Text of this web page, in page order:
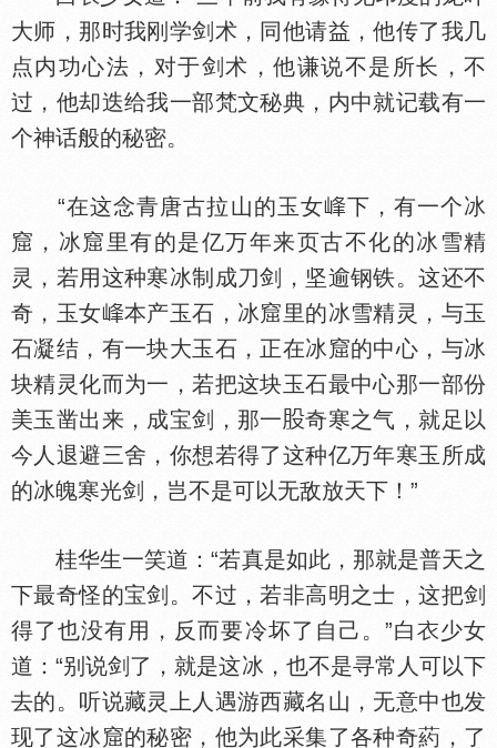
大师，那时我刚学剑术，同他请益，他传了我几
点内功心法，对于剑术，他谦说不是所长，不
过，他却迭给我一部梵文秘典，内中就记载有一
个神话般的秘密。
“在这念青唐古拉山的玉女
下，有一个冰
窟，冰窟里有的是亿万年来页古不化的冰雪精
灵，若用这种寒冰制成刀剑，坚逾钢铁。这还不
奇，玉女
本产玉石，冰窟里的冰雪精灵，与玉
石凝结，有一块大玉石，正在冰窟的中心，与冰
块精灵化而为一，若把这块玉石最中心那一部份
美玉凿出来，成宝剑，那一
奇寒之气，就足以
今人退避三舍，你想若得了这种亿万年寒玉所成
的冰魄寒光剑，岂不是可以无敌放天下！”
桂华生一笑道：“若真是如此，那就是普天之
下最奇怪的宝剑。不过，若非高明之士，这把剑
得了也没有用，反而要冷坏了自己。”白
少女
道：“别说剑了，就是这冰，也不是寻常人可以下
去的。听说藏灵上人遇游西藏名山，无意中也发
现了这冰窟的秘密，他为此采集了各种奇葯，了